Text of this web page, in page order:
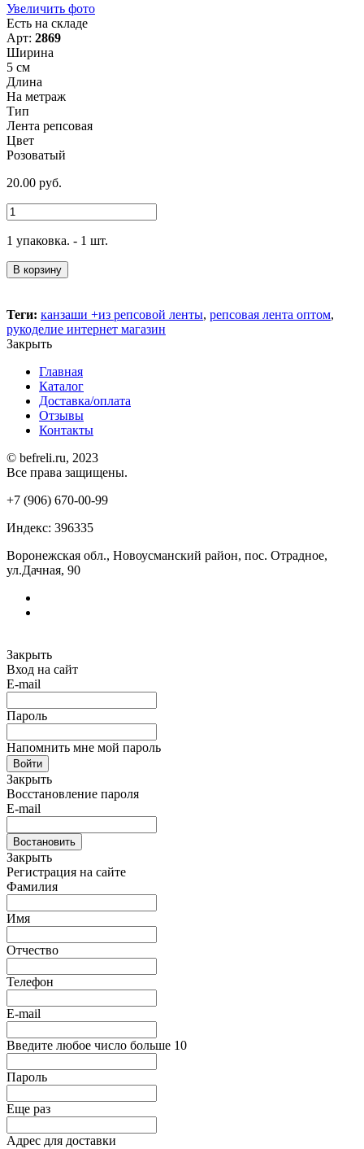
Увеличить фото
Есть на складе
Арт: 2869
Ширина
5 см
Длина
На метраж
Тип
Лента репсовая
Цвет
Розоватый
20.00 руб.
1 упаковка. - 1 шт.
В корзину
Теги: канзаши +из репсовой ленты, репсовая лента оптом,
рукоделие интернет магазин
Закрыть
Главная
Каталог
Доставка/оплата
Отзывы
Контакты
© befreli.ru, 2023
Все права защищены.
+7 (906) 670-00-99
Индекс: 396335
Воронежская обл., Новоусманский район, пос. Отрадное,
ул.Дачная, 90
Закрыть
Вход на сайт
E-mail
Пароль
Напомнить мне мой пароль
Войти
Закрыть
Восстановление пароля
E-mail
Востановить
Закрыть
Регистрация на сайте
Фамилия
Имя
Отчество
Телефон
E-mail
Введите любое число больше 10
Пароль
Еще раз
Адрес для доставки